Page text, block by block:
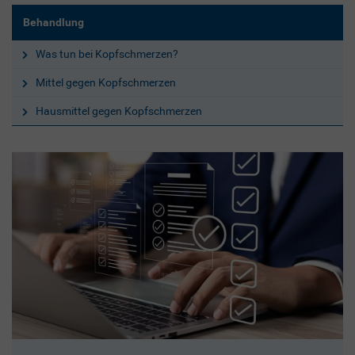
Behandlung
Was tun bei Kopfschmerzen?
Mittel gegen Kopfschmerzen
Hausmittel gegen Kopfschmerzen